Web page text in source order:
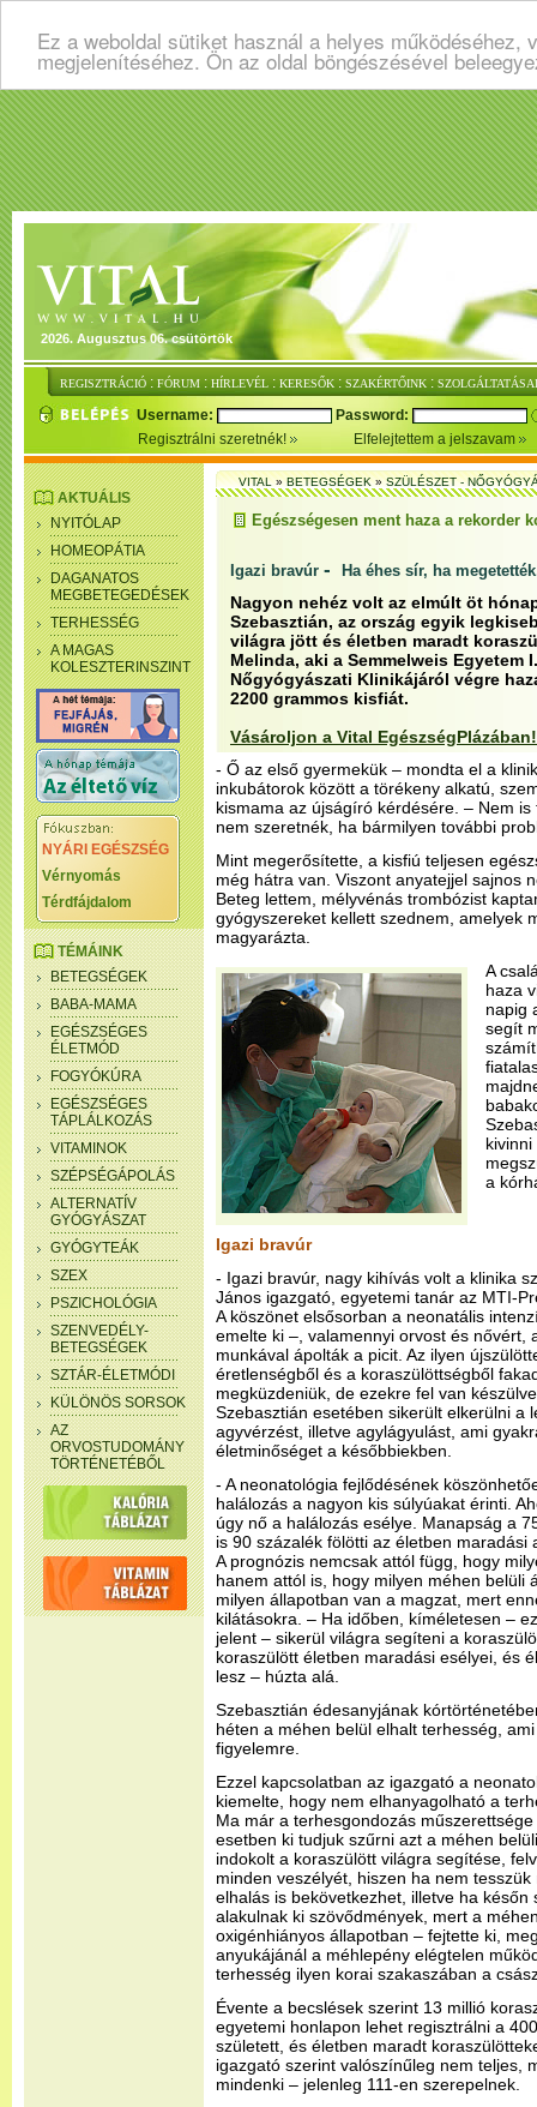
Ez a weboldal sütiket használ a helyes
megjelenítéséhez. Ön az oldal böngészésével
2026. Augusztus 06. csütörtök
REGISZTRÁCIÓ : FÓRUM : HÍRLEVÉL : KERESŐK : SZAKÉRTŐINK :
Username:
Password:
Regisztrálni szeretnék!
Elfelejtettem a jelszavam
AKTUÁLIS
NYITÓLAP
HOMEOPÁTIA
DAGANATOS
MEGBETEGEDÉSEK
TERHESSÉG
A MAGAS
KOLESZTERINSZINT
NYÁRI EGÉSZSÉG
Vérnyomás
Térdfájdalom
TÉMÁINK
BETEGSÉGEK
BABA-MAMA
EGÉSZSÉGES
ÉLETMÓD
FOGYÓKÚRA
EGÉSZSÉGES
TÁPLÁLKOZÁS
VITAMINOK
SZÉPSÉGÁPOLÁS
ALTERNATÍV
GYÓGYÁSZAT
GYÓGYTEÁK
SZEX
PSZICHOLÓGIA
SZENVEDÉLY-
BETEGSÉGEK
SZTÁR-ÉLETMÓDI
KÜLÖNÖS SORSOK
AZ
ORVOSTUDOMÁNY
TÖRTÉNETÉBŐL
VITAL»BETEGSÉGEK»SZÜLÉSZET -
Egészségesen ment haza a rekorder
Igazi bravúr - Ha éhes sír, ha
Nagyon nehéz volt az elmúlt öt
Szebasztián, az ország egyik
világra jött és életben maradt
Melinda, aki a Semmelweis Egyetem
Nőgyógyászati Klinikájáról végre
2200 grammos kisfiát.
Vásároljon a Vital
- Ő az első gyermekük – mondta el a
inkubátorok között a törékeny alkatú,
kismama az újságíró kérdésére. – Nem
nem szeretnék, ha bármilyen további
Mint megerősítette, a kisfiú teljesen
még hátra van. Viszont anyatejjel sajnos
Beteg lettem, mélyvénás trombózist
gyógyszereket kellett szednem, amelyek
magyarázta.
A
haza
napig
segít
a
Igazi bravúr
- Igazi bravúr, nagy kihívás volt a klinika
János igazgató, egyetemi tanár az MTI-
A köszönet elsősorban a neonatális
emelte ki –, valamennyi orvost és nővért,
munkával ápolták a picit. Az ilyen
éretlenségből és a koraszülöttségből
megküzdeniük, de ezekre fel van
Szebasztián esetében sikerült elkerülni a
agyvérzést, illetve agylágyulást, ami
életminőséget a későbbiekben.
- A neonatológia fejlődésének
halálozás a nagyon kis súlyúakat érinti.
úgy nő a halálozás esélye. Manapság a
is 90 százalék fölötti az életben maradási
A prognózis nemcsak attól függ, hogy
hanem attól is, hogy milyen méhen belüli
milyen állapotban van a magzat, mert
kilátásokra. – Ha időben, kíméletesen –
jelent – sikerül világra segíteni a
koraszülött életben maradási esélyei, és
lesz – húzta alá.
Szebasztián édesanyjának
héten a méhen belül elhalt terhesség,
figyelemre.
Ezzel kapcsolatban az igazgató a
kiemelte, hogy nem elhanyagolható a
Ma már a terhesgondozás
esetben ki tudjuk szűrni azt a méhen
indokolt a koraszülött világra segítése,
minden veszélyét, hiszen ha nem
elhalás is bekövetkezhet, illetve ha
alakulnak ki szövődmények, mert a
oxigénhiányos állapotban – fejtette ki,
anyukájánál a méhlepény elégtelen
terhesség ilyen korai szakaszában a
Évente a becslések szerint 13 millió
egyetemi honlapon lehet regisztrálni a
született, és életben maradt
igazgató szerint valószínűleg nem teljes,
mindenki – jelenleg 111-en szerepelnek.